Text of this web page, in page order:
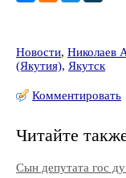
Новости, Николаев
(Якутия), Якутск
Комментировать
Читайте
Сын депутата гос